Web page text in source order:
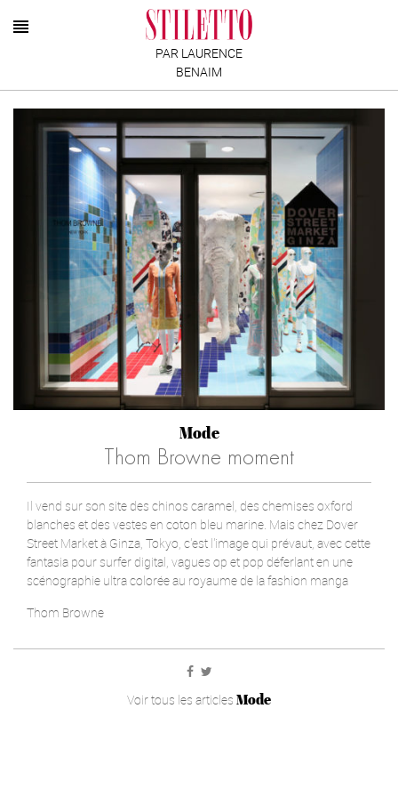
PAR LAURENCE
BENAIM
Mode
Thom Browne moment
Il vend sur son site des chinos caramel, des chemises oxford
blanches et des vestes en coton bleu marine. Mais chez Dover
Street Market à Ginza, Tokyo, c'est l'image qui prévaut, avec cette
fantasia pour surfer digital, vagues op et pop déferlant en une
scénographie ultra colorée au royaume de la fashion manga
Thom Browne
Voir tous les articles Mode